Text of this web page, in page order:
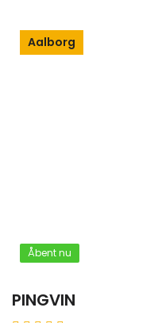
Aalborg
Åbent nu
PINGVIN